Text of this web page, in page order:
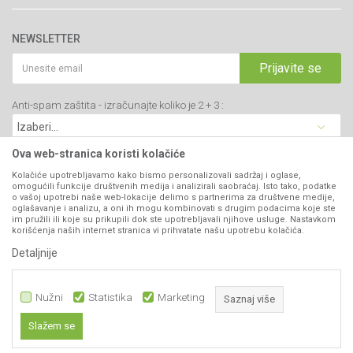
34000 Kragujevac, Srbija
webshop@agromarket.rs
PIB: 102135221
Matični broj: 07593252
Prodavnice
Brendovi
Katalozi
Blog
Najčešća pitanja
Politika privatnosti
Kako kupiti
Isporuka
Click & Collect
Načini plaćanja
Plaćanje karticama
Web kredit Raiffeisen banke
Pravo na odustajanje
Reklamacije
Zamena artikala
NEWSLETTER
Prijavite se
Anti-spam zaštita - izračunajte koliko je 2 + 3 :
VIBER I SMS NEWSLETTER
Prijavite se
PRATITE NAS
Ova web-stranica koristi kolačiće
Kolačiće upotrebljavamo kako bismo personalizovali sadržaj i oglase,
omogućili funkcije društvenih medija i analizirali saobraćaj. Isto tako, podatke
o vašoj upotrebi naše web-lokacije delimo s partnerima za društvene medije,
oglašavanje i analizu, a oni ih mogu kombinovati s drugim podacima koje ste
im pružili ili koje su prikupili dok ste upotrebljavali njihove usluge. Nastavkom
korišćenja naših internet stranica vi prihvatate našu upotrebu kolačića.
Detaljnije
Nužni Statistika Marketing Saznaj više
Slažem se